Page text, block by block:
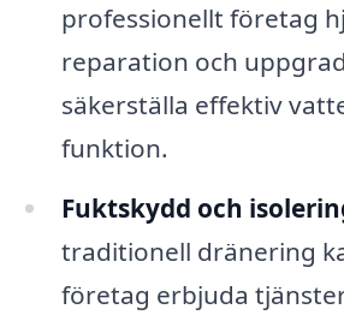
professionellt företag
reparation och
säkerställa effektiv
funktion.
Fuktskydd och
traditionell dränering
företag erbjuda